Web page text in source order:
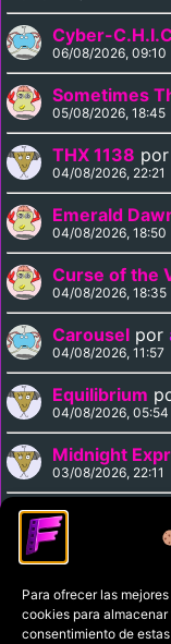
Para ofrecer las
cookies para
consentimiento de
Cyber-
06/08/2026, 09:10
Sometimes
05/08/2026, 18:45
THX 1138 por
04/08/2026, 22:21
Emerald
04/08/2026, 18:50
Curse of the
04/08/2026, 18:35
Carousel por
04/08/2026, 11:57
Equilibrium
04/08/2026, 05:54
Midnight
03/08/2026, 22:11
Magnolia
03/08/2026, 21:29